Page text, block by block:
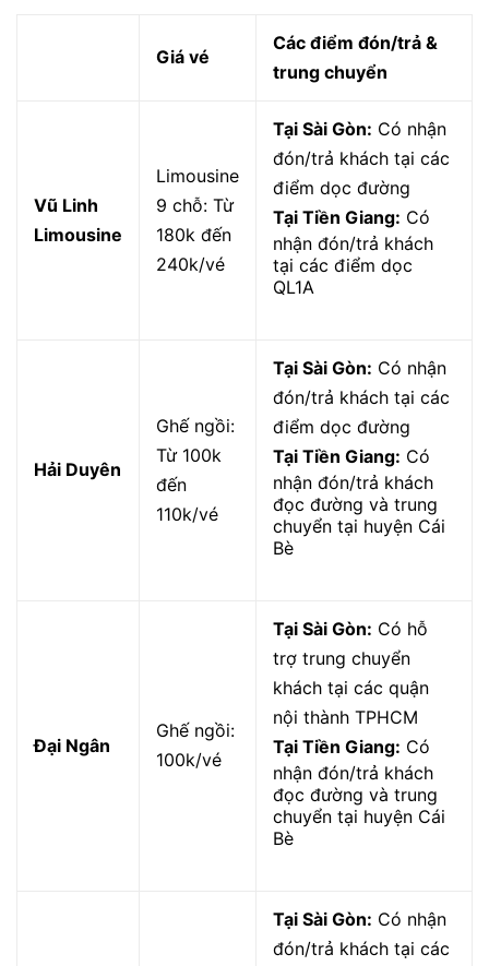
Giá vé
Các điểm đón/trả &
trung chuyển
Vũ Linh
Limousine
Limousine
9 chỗ: Từ
180k đến
240k/vé
Tại Sài Gòn: Có nhận
đón/trả khách tại các
điểm dọc đường
Tại Tiền Giang: Có
nhận đón/trả khách
tại các điểm dọc
QL1A
Hải Duyên
Ghế ngồi:
Từ 100k
đến
110k/vé
Tại Sài Gòn: Có nhận
đón/trả khách tại các
điểm dọc đường
Tại Tiền Giang: Có
nhận đón/trả khách
đọc đường và trung
chuyển tại huyện Cái
Bè
Đại Ngân
Ghế ngồi:
100k/vé
Tại Sài Gòn: Có hỗ
trợ trung chuyển
khách tại các quận
nội thành TPHCM
Tại Tiền Giang: Có
nhận đón/trả khách
đọc đường và trung
chuyển tại huyện Cái
Bè
Tại Sài Gòn: Có nhận
đón/trả khách tại các